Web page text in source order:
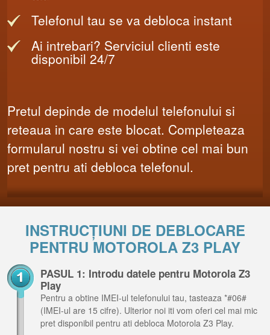
Telefonul tau se va debloca instant
Ai intrebari? Serviciul clienti este
disponibil 24/7
Pretul depinde de modelul telefonului si
reteaua in care este blocat. Completeaza
formularul nostru si vei obtine cel mai bun
pret pentru ati debloca telefonul.
INSTRUCȚIUNI DE DEBLOCARE
PENTRU MOTOROLA Z3 PLAY
PASUL 1: Introdu datele pentru Motorola Z3
Play
Pentru a obtine IMEI-ul telefonului tau, tasteaza *#06#
(IMEI-ul are 15 cifre). Ulterior noi iti vom oferi cel mai mic
pret disponibil pentru ati debloca Motorola Z3 Play.